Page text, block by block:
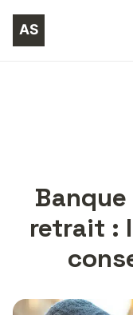
retrait :